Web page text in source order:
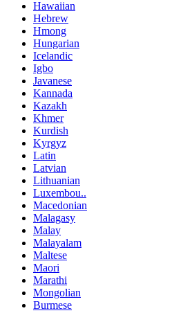
Hawaiian
Hebrew
Hmong
Hungarian
Icelandic
Igbo
Javanese
Kannada
Kazakh
Khmer
Kurdish
Kyrgyz
Latin
Latvian
Lithuanian
Luxembou..
Macedonian
Malagasy
Malay
Malayalam
Maltese
Maori
Marathi
Mongolian
Burmese